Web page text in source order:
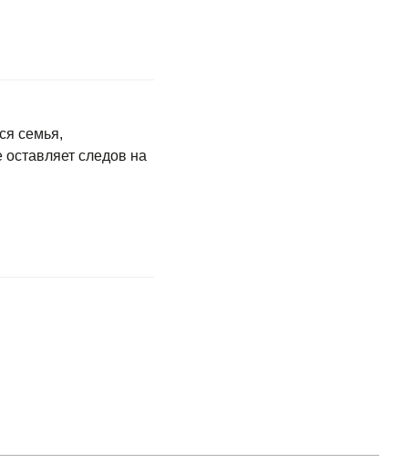
семья,
следов на